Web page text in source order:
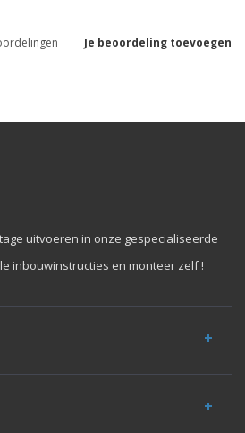
Je beoordeling toevoegen
uitvoeren in onze gespecialiseerde
inbouwinstructies en monteer zelf !